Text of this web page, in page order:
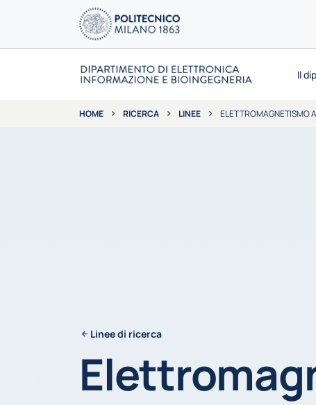
Il
HOME RICERCA LINEE ELETTROMAGNETISMO
Linee di ricerca